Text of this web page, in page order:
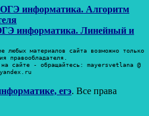
ОГЭ информатика. Алгоритм
информатика. Линейный и
любых материалов сайта возможно только
правообладателя.
сайте - обращайтесь: mayersvetlana @
yandex.ru
егэ. Все права